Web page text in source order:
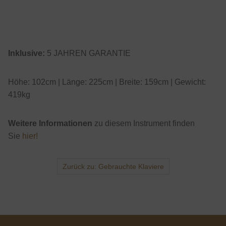
Inklusive: 5 JAHREN GARANTIE
Höhe: 102cm | Länge: 225cm | Breite: 159cm | Gewicht:
419kg
Weitere Informationen zu diesem Instrument finden
Sie hier!
Zurück zu: Gebrauchte Klaviere